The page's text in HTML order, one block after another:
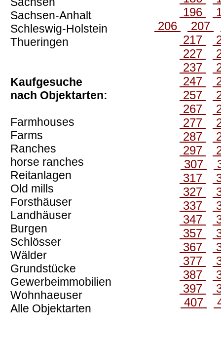
Sachsen-Anhalt
Schleswig-Holstein
Thueringen
Kaufgesuche
nach Objektarten:
Farmhouses
Farms
Ranches
horse ranches
Reitanlagen
Old mills
Forsthäuser
Landhäuser
Burgen
Schlösser
Wälder
Grundstücke
Gewerbeimmobilien
Wohnhaeuser
Alle Objektarten
196
206
207
217
227
237
247
257
267
277
287
297
307
317
327
337
347
357
367
377
387
397
407